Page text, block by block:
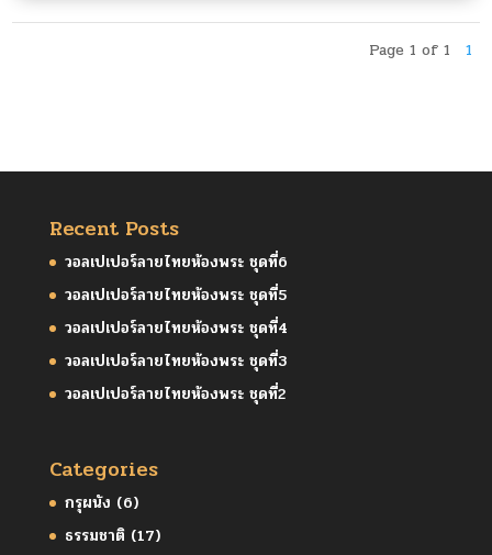
Page 1 of 1 1
Recent Posts
วอลเปเปอร์ลายไทยห้องพระ ชุดที่6
วอลเปเปอร์ลายไทยห้องพระ ชุดที่5
วอลเปเปอร์ลายไทยห้องพระ ชุดที่4
วอลเปเปอร์ลายไทยห้องพระ ชุดที่3
วอลเปเปอร์ลายไทยห้องพระ ชุดที่2
Categories
กรุผนัง (6)
ธรรมชาติ(17)